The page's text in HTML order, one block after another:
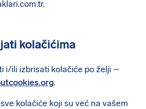
kolačićima
i/ili izbrisati kolačiće po želji –
.
kolačiće koji su već na vašem